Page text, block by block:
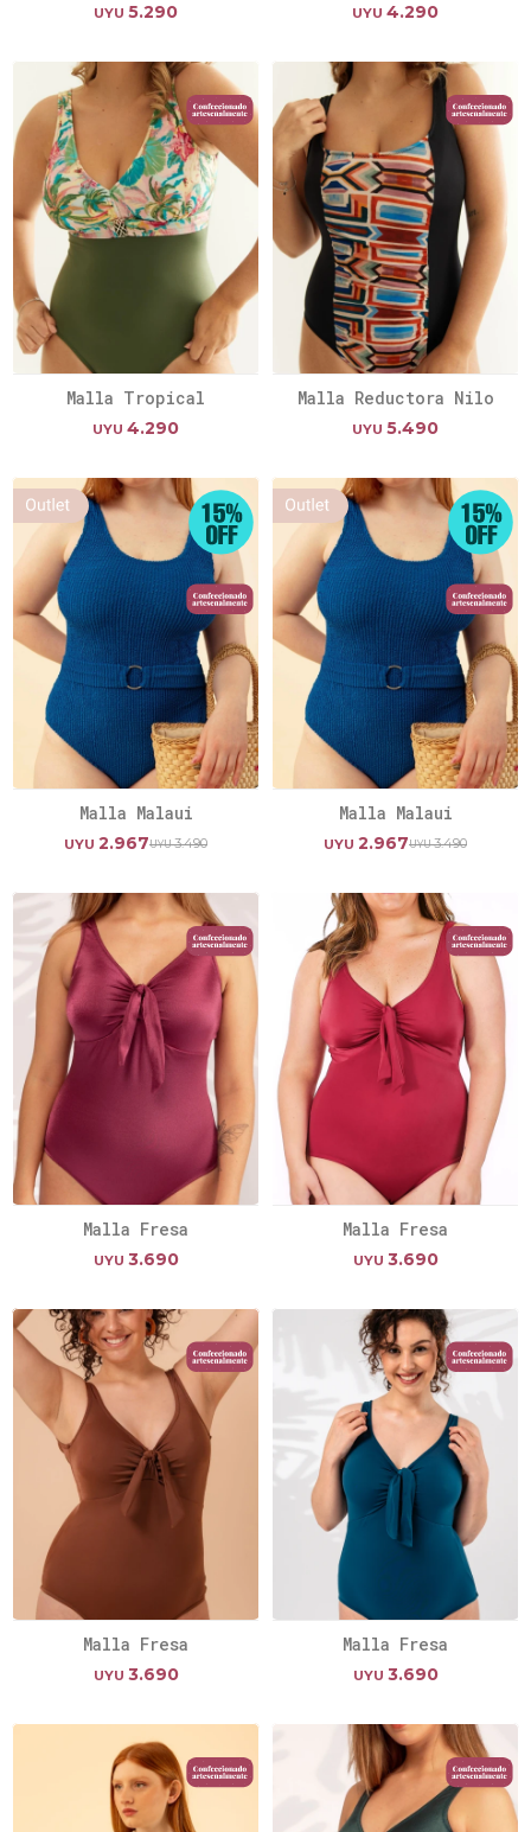
UYU 5.290 UYU 4.290
Malla Tropical
UYU 4.290
Malla Reductora Nilo
UYU 5.490
Malla Malaui
UYU 2.967UYU3.490
Malla Malaui
UYU 2.967UYU3.490
Malla Fresa
UYU 3.690
Malla Fresa
UYU 3.690
Malla Fresa
UYU 3.690
Malla Fresa
UYU 3.690